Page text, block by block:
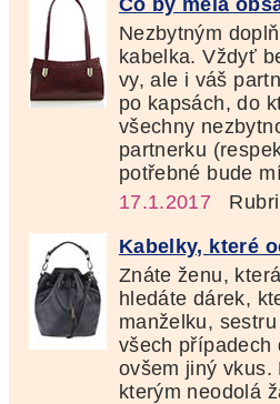
Nezbytným
kabelka. Vždyť
vy, ale i váš
po kapsách, do
všechny
partnerku
potřebné bude
17.1.2017
Kabelky, které
Znáte ženu,
hledáte dárek,
manželku,
všech případech
ovšem jiný vkus.
kterým neodolá